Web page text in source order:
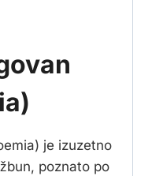
je izuzetno
poznato po